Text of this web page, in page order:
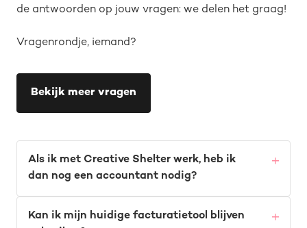
de antwoorden op jouw vragen: we delen het graag!
Vragenrondje, iemand?
Bekijk meer vragen
Als ik met Creative Shelter werk, heb ik
dan nog een accountant nodig?
Kan ik mijn huidige facturatietool blijven